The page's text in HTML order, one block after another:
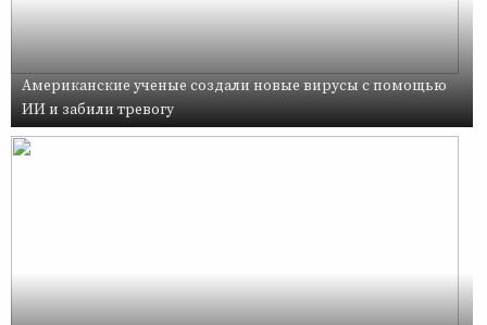
Американские ученые создали новые вирусы с помощью
ИИ и забили тревогу